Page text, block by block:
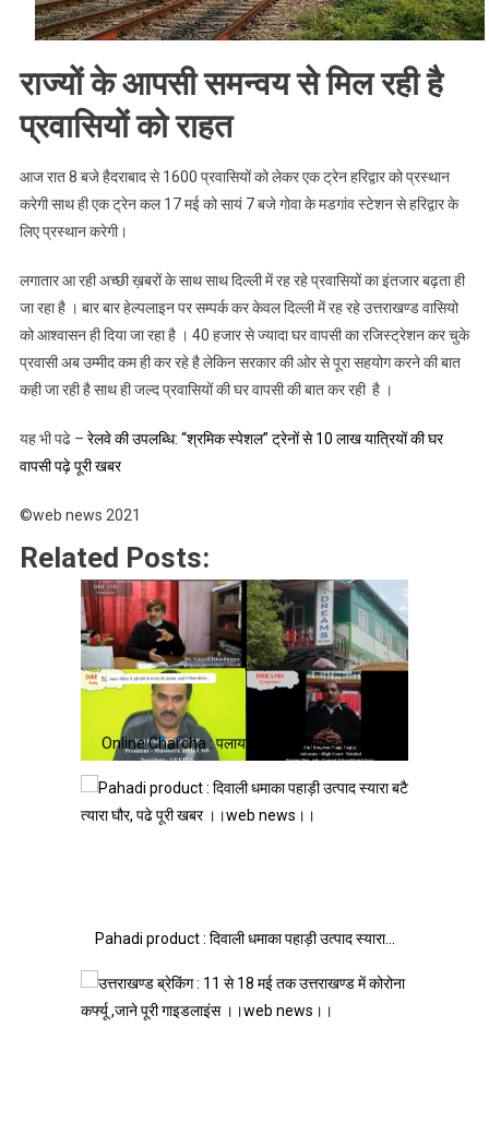
लोगों
करना
रहा
Web
News।।
राज्यों के आपसी समन्वय से मिल रही है
प्रवासियों को राहत
आज रात 8 बजे हैदराबाद से 1600 प्रवासियों को लेकर एक ट्रेन हरिद्वार को प्रस्थान
करेगी साथ ही एक ट्रेन कल 17 मई को सायं 7 बजे गोवा के मडगांव स्टेशन से हरिद्वार के
लिए प्रस्थान करेगी।
लगातार आ रही अच्छी ख़बरों के साथ साथ दिल्ली में रह रहे प्रवासियों का इंतजार बढ़ता ही
जा रहा है । बार बार हेल्पलाइन पर सम्पर्क कर केवल दिल्ली में रह रहे उत्तराखण्ड वासियो
को आश्वासन ही दिया जा रहा है । 40 हजार से ज्यादा घर वापसी का रजिस्ट्रेशन कर चुके
प्रवासी अब उम्मीद कम ही कर रहे है लेकिन सरकार की ओर से पूरा सहयोग करने की बात
कही जा रही है साथ ही जल्द प्रवासियों की घर वापसी की बात कर रही है ।
यह भी पढे – रेलवे की उपलब्धि: “श्रमिक स्पेशल” ट्रेनों से 10 लाख यात्रियों की घर
वापसी पढ़े पूरी खबर
©web news 2021
Related Posts:
Online Charcha : पलायन रोकने के लिए ड्रीम्स का…
Pahadi product : दिवाली धमाका पहाड़ी उत्पाद स्यारा…